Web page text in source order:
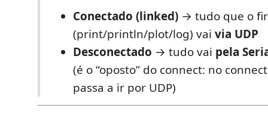
Conectado (linked) → tudo que o
(print/println/plot/log) vai via UDP
Desconectado → tudo vai pela
(é o “oposto” do connect: no
passa a ir por UDP)